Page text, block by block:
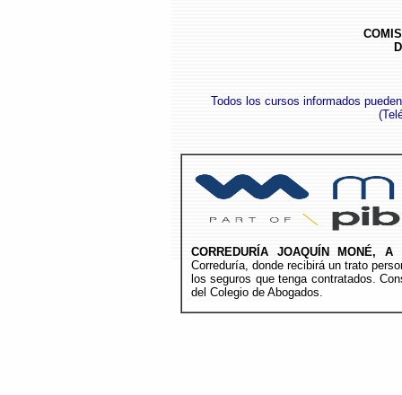
Todos los cursos informados
(
CORREDURÍA JOAQUÍN MONÉ, A
Correduría, donde recibirá un trato
los seguros que tenga contratados.
del Colegio de Abogados.